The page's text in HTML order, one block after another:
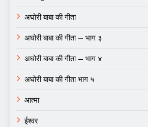
अघोरी बाबा की गीता
अघोरी बाबा की गीता – भाग ३
अघोरी बाबा की गीता – भाग ४
अघोरी बाबा की गीता भाग ५
आत्मा
ईश्वर